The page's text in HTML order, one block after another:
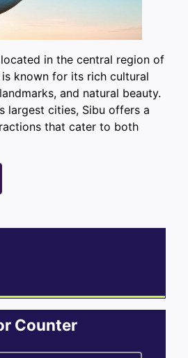
in the central region of
is known for its rich cultural
and natural beauty.
largest cities, Sibu offers a
that cater to both
Counter